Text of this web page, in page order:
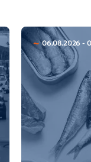
06.08.2026 -